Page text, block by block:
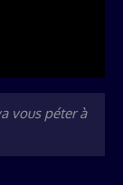
vous péter à